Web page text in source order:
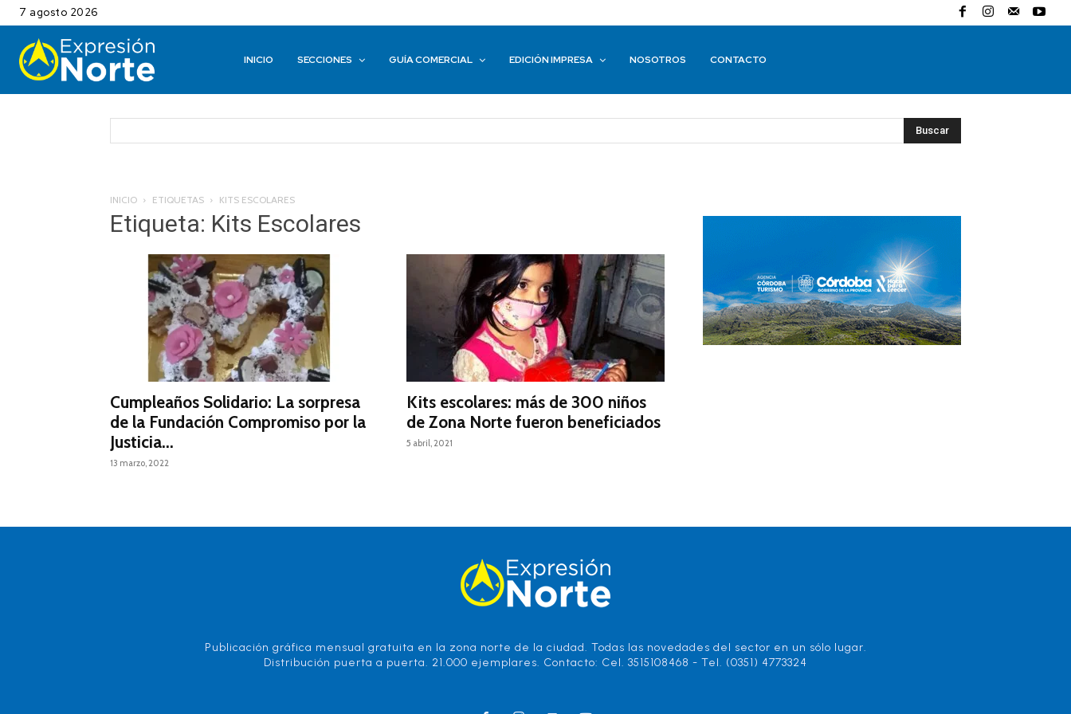
7 agosto 2026
INICIO SECCIONES GUÍA COMERCIAL EDICIÓN IMPRESA NOSOTROS CONTACTO
Buscar
INICIO ETIQUETAS KITS ESCOLARES
Etiqueta: Kits Escolares
Cumpleaños Solidario: La sorpresa
de la Fundación Compromiso por la
Justicia...
13 marzo, 2022
Kits escolares: más de 300 niños
de Zona Norte fueron beneficiados
5 abril, 2021
Publicación gráfica mensual gratuita en la zona norte de la ciudad. Todas las novedades del sector en un sólo lugar.
Distribución puerta a puerta. 21.000 ejemplares. Contacto: Cel. 3515108468 - Tel. (0351) 4773324